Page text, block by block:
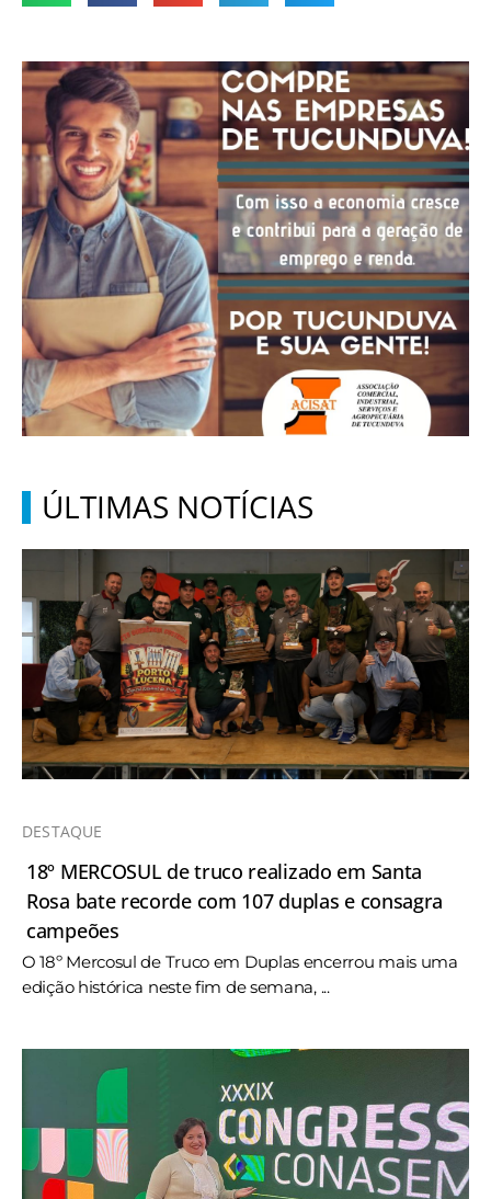
ÚLTIMAS NOTÍCIAS
DESTAQUE
18º MERCOSUL de truco realizado em Santa
Rosa bate recorde com 107 duplas e consagra
campeões
O 18º Mercosul de Truco em Duplas encerrou mais uma
edição histórica neste fim de semana, ...